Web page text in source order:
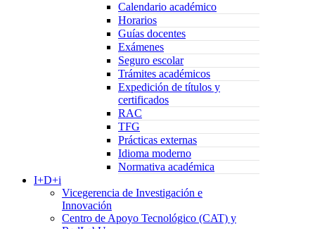
Calendario académico
Horarios
Guías docentes
Exámenes
Seguro escolar
Trámites académicos
Expedición de títulos y
certificados
RAC
TFG
Prácticas externas
Idioma moderno
Normativa académica
I+D+i
Vicegerencia de Investigación e
Innovación
Centro de Apoyo Tecnológico (CAT) y